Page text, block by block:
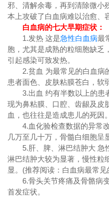
邪、清解余毒，再到清除微小
本上攻破了白血病难以治愈、
白血病的七大早期症状：
1.发热 这是急性白血病最
胞，尤其是成熟的粒细胞缺乏
引起感染可致发热。
2.贫血 为最常见的白血病
患者面色、皮肤粘膜苍白，软
3.出血 约有半数以上的患
现为鼻粘膜、口腔、齿龈及皮
血，也往往是造成患儿的死因。
4.血化验检查数据的异常改
几万至几十万，骨髓白细胞呈
5.肝、脾、淋巴结肿大 急性
淋巴结肿大较为显著，慢性粒
显。(推荐阅读：白血病最常
6.骨头关节疼痛及骨骼病
首发症状。